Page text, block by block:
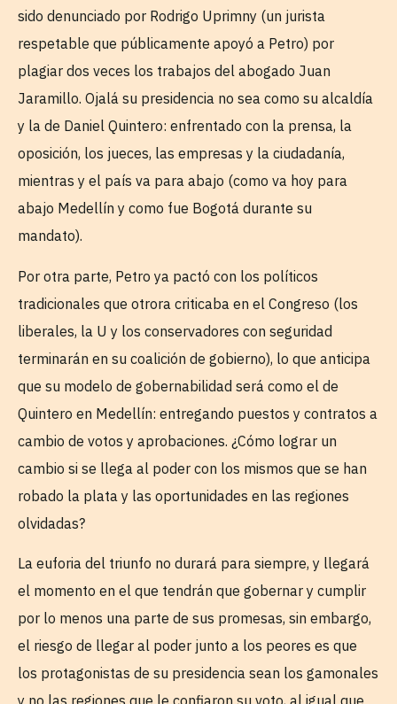
sido denunciado por Rodrigo Uprimny (un jurista
respetable que públicamente apoyó a Petro) por
plagiar dos veces los trabajos del abogado Juan
Jaramillo. Ojalá su presidencia no sea como su alcaldía
y la de Daniel Quintero: enfrentado con la prensa, la
oposición, los jueces, las empresas y la ciudadanía,
mientras y el país va para abajo (como va hoy para
abajo Medellín y como fue Bogotá durante su
mandato).
Por otra parte, Petro ya pactó con los políticos
tradicionales que otrora criticaba en el Congreso (los
liberales, la U y los conservadores con seguridad
terminarán en su coalición de gobierno), lo que anticipa
que su modelo de gobernabilidad será como el de
Quintero en Medellín: entregando puestos y contratos a
cambio de votos y aprobaciones. ¿Cómo lograr un
cambio si se llega al poder con los mismos que se han
robado la plata y las oportunidades en las regiones
olvidadas?
La euforia del triunfo no durará para siempre, y llegará
el momento en el que tendrán que gobernar y cumplir
por lo menos una parte de sus promesas, sin embargo,
el riesgo de llegar al poder junto a los peores es que
los protagonistas de su presidencia sean los gamonales
y no las regiones que le confiaron su voto, al igual que